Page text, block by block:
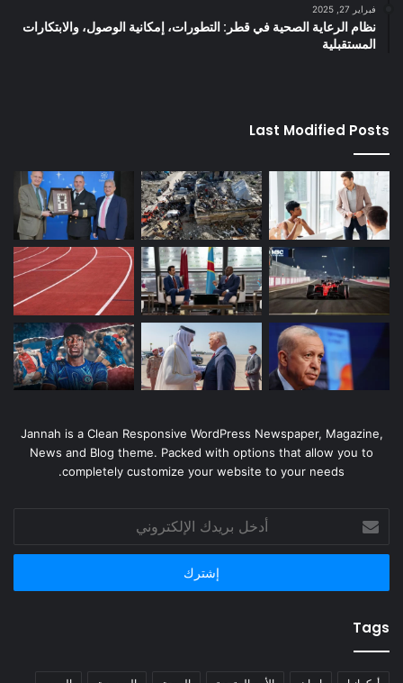
فبراير 27, 2025
نظام الرعاية الصحية في قطر: التطورات، إمكانية الوصول، والابتكارات
المستقبلية
Last Modified Posts
Jannah is a Clean Responsive WordPress Newspaper, Magazine,
News and Blog theme. Packed with options that allow you to
completely customize your website to your needs.
بريدك
الإلكتروني
Tags